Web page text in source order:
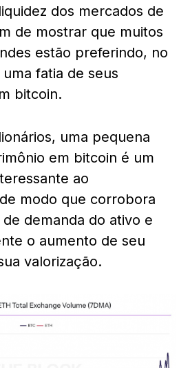
dos mercados de
de mostrar que muitos
estão preferindo, no
fatia de seus
bitcoin.
uma pequena
em bitcoin é um
ao
modo que corrobora
demanda do ativo e
o aumento de seu
valorização.